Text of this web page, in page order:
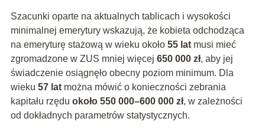
Szacunki oparte na aktualnych tablicach i wysokości
minimalnej emerytury wskazują, że kobieta odchodząca
na emeryturę stażową w wieku około 55 latmusi mieć
zgromadzone w ZUS mniej więcej 650 000 zł, aby jej
świadczenie osiągnęło obecny poziom minimum. Dla
wieku 57 latmożna mówić o konieczności zebrania
kapitału rzędu około 550 000–600 000 zł, w zależności
od dokładnych parametrów statystycznych.